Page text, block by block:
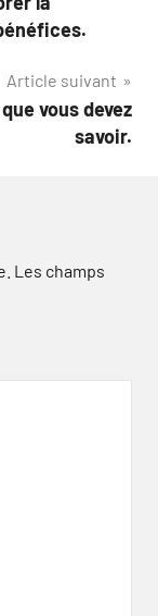
Article suivant
vous devez
savoir.
Les champs